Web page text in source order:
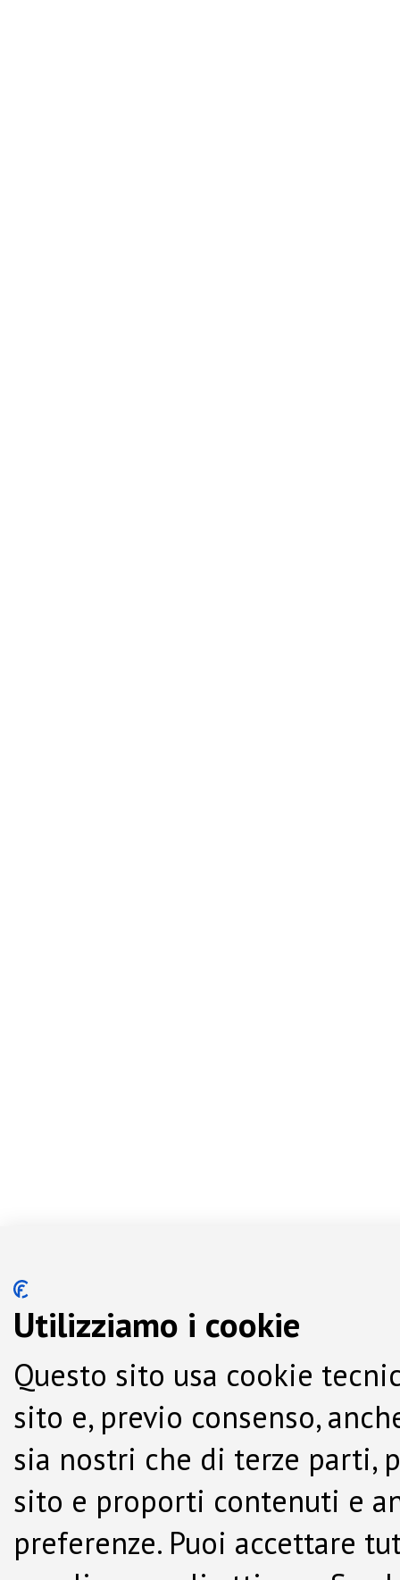
Utilizziamo i cookie
Questo sito usa cookie
sito e, previo consenso,
sia nostri che di terze parti,
sito e proporti contenuti e
preferenze. Puoi accettare